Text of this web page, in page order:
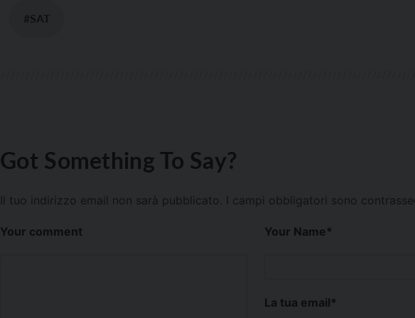
#SAT
Got Something To Say?
Il tuo indirizzo email non sarà pubblicato. I campi obbligatori sono
Your comment Your Name*
La tua email*